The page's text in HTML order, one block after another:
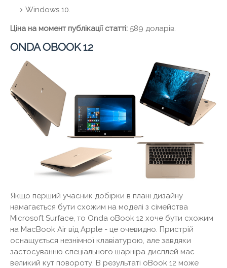
Windows 10.
Ціна на момент публікації статті: 589 доларів.
ONDA OBOOK 12
Якщо перший учасник добірки в плані дизайну
намагається бути схожим на моделі з сімейства
Microsoft Surface, то Onda oBook 12 хоче бути схожим
на MacBook Air від Apple - це очевидно. Пристрій
оснащується незнімної клавіатурою, але завдяки
застосуванню спеціального шарніра дисплей має
великий кут повороту. В результаті oBook 12 може